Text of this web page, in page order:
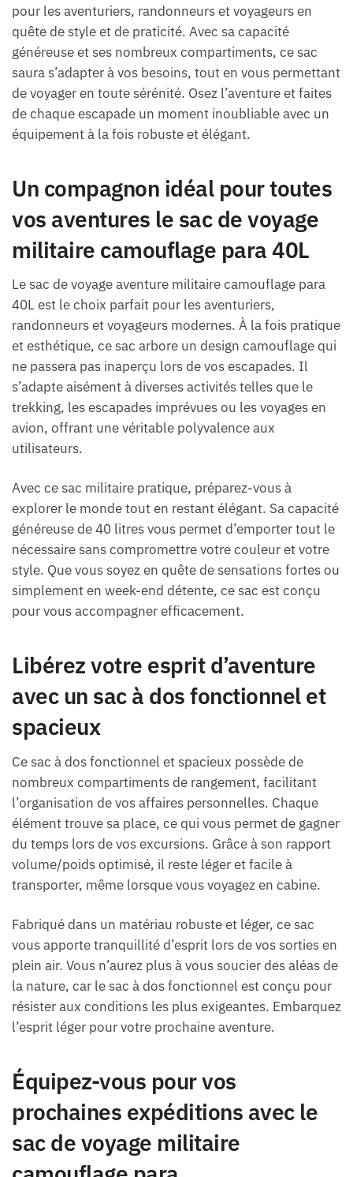
pour les aventuriers, randonneurs et voyageurs en
quête de style et de praticité. Avec sa capacité
généreuse et ses nombreux compartiments, ce sac
saura s’adapter à vos besoins, tout en vous permettant
de voyager en toute sérénité. Osez l’aventure et faites
de chaque escapade un moment inoubliable avec un
équipement à la fois robuste et élégant.
Un compagnon idéal pour toutes
vos aventures le sac de voyage
militaire camouflage para 40L
Le sac de voyage aventure militaire camouflage para
40L est le choix parfait pour les aventuriers,
randonneurs et voyageurs modernes. À la fois pratique
et esthétique, ce sac arbore un design camouflage qui
ne passera pas inaperçu lors de vos escapades. Il
s’adapte aisément à diverses activités telles que le
trekking, les escapades imprévues ou les voyages en
avion, offrant une véritable polyvalence aux
utilisateurs.
Avec ce sac militaire pratique, préparez-vous à
explorer le monde tout en restant élégant. Sa capacité
généreuse de 40 litres vous permet d’emporter tout le
nécessaire sans compromettre votre couleur et votre
style. Que vous soyez en quête de sensations fortes ou
simplement en week-end détente, ce sac est conçu
pour vous accompagner efficacement.
Libérez votre esprit d’aventure
avec un sac à dos fonctionnel et
spacieux
Ce sac à dos fonctionnel et spacieux possède de
nombreux compartiments de rangement, facilitant
l’organisation de vos affaires personnelles. Chaque
élément trouve sa place, ce qui vous permet de gagner
du temps lors de vos excursions. Grâce à son rapport
volume/poids optimisé, il reste léger et facile à
transporter, même lorsque vous voyagez en cabine.
Fabriqué dans un matériau robuste et léger, ce sac
vous apporte tranquillité d’esprit lors de vos sorties en
plein air. Vous n’aurez plus à vous soucier des aléas de
la nature, car le sac à dos fonctionnel est conçu pour
résister aux conditions les plus exigeantes. Embarquez
l’esprit léger pour votre prochaine aventure.
Équipez-vous pour vos
prochaines expéditions avec le
sac de voyage militaire